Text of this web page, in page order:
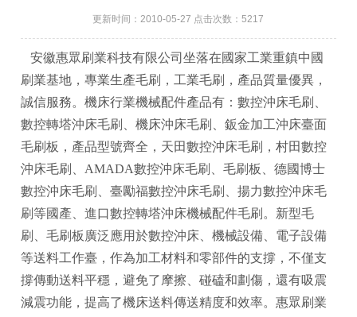
更新时间：2010-05-27 点击次数：5217
安徽惠眾刷業科技有限公司坐落在國家工業重鎮中國
刷業基地，專業生產毛刷，工業毛刷，產品質量優異，
誠信服務。機床行業機械配件產品有：數控沖床毛刷、
數控轉塔沖床毛刷、機床沖床毛刷、鈑金加工沖床臺面
毛刷板，產品型號齊全，天田數控沖床毛刷，村田數控
沖床毛刷、 AMADA數控沖床毛刷、毛刷板、德國博士
數控沖床毛刷、臺勵福數控沖床毛刷、揚力數控沖床毛
刷等國產、進口數控轉塔沖床機械配件毛刷。 新型毛
刷、毛刷板廣泛應用於數控沖床、機械設備、電子設備
等送料工作臺，作為加工材料和零部件的支撐，不僅支
撐傳動送料平穩，避免了摩擦、碰磕和劃傷，還有吸震
減震功能，提高了機床送料傳送精度和效率。惠眾刷業